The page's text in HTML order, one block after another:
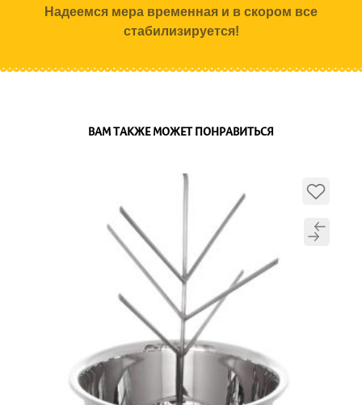
Надеемся мера временная и в скором все
стабилизируется!
ВАМ ТАКЖЕ МОЖЕТ ПОНРАВИТЬСЯ